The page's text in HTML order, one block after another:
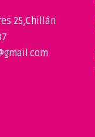
25,Chillán